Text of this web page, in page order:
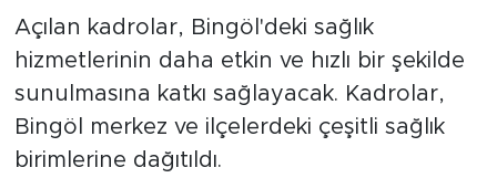
Açılan kadrolar, Bingöl'deki sağlık
hizmetlerinin daha etkin ve hızlı bir şekilde
sunulmasına katkı sağlayacak. Kadrolar,
Bingöl merkez ve ilçelerdeki çeşitli sağlık
birimlerine dağıtıldı.